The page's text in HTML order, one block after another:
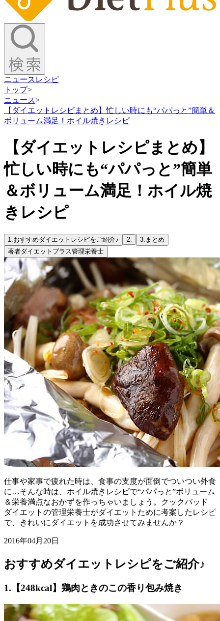
ニュース レシピ
トップ>
ニュース>
【ダイエットレシピまとめ】忙しい時にも“パパっと”簡単＆
ボリューム満足！ホイル焼きレシピ
【ダイエットレシピまとめ】
忙しい時にも“パパっと”簡単
＆ボリューム満足！ホイル焼
きレシピ
1.おすすめダイエットレシピをご紹介♪ 2. 3. まとめ
著者ダイエットプラス管理栄養士
仕事や家事で疲れた時は、食事の支度が面倒でついつい外食
に…そんな時は、ホイル焼きレシピで“パパっと”ボリューム
＆栄養満点なおかずを作っちゃいましょう。クックパッド
ダイエットの管理栄養士がダイエットために考案したレシピ
で、きれいにダイエットを成功させてみませんか？
2016年04月20日
おすすめダイエットレシピをご紹介♪
1.【248kcal】鶏肉ときのこの香り包み焼き